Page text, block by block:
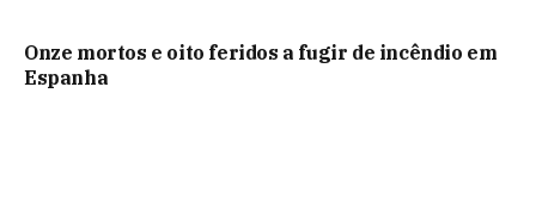
Onze mortos e oito feridos a fugir de incêndio em
Espanha